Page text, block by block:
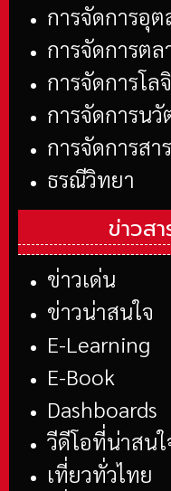
การจัดการอุ
การจัดการตล
การจัดการโล
การจัดการนวั
การจัดการสา
ธรณีวิทยา
ข่าวส
ข่าวเด่น
ข่าวน่าสนใจ
E-Learning
E-Book
Dashboards
วีดีโอที่น่าสนใ
เที่ยวทั่วไทย